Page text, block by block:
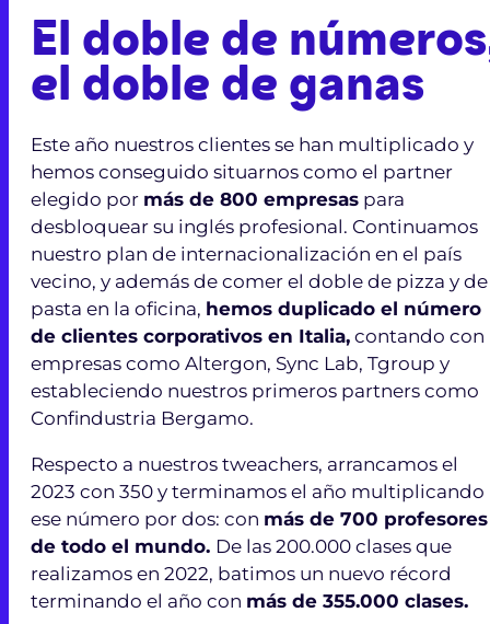
El doble de
el doble de ganas
Este año nuestros clientes se han multiplicado y
hemos conseguido situarnos como el partner
elegido por más de 800 empresas para
desbloquear su inglés profesional. Continuamos
nuestro plan de internacionalización en el país
vecino, y además de comer el doble de pizza y de
pasta en la oficina, hemos duplicado el número
de clientes corporativos en Italia, contando con
empresas como Altergon, Sync Lab, Tgroup y
estableciendo nuestros primeros partners como
Confindustria Bergamo.
Respecto a nuestros tweachers, arrancamos el
2023 con 350 y terminamos el año multiplicando
ese número por dos: con más de 700 profesores
de todo el mundo. De las 200.000 clases que
realizamos en 2022, batimos un nuevo récord
terminando el año con más de 355.000 clases.